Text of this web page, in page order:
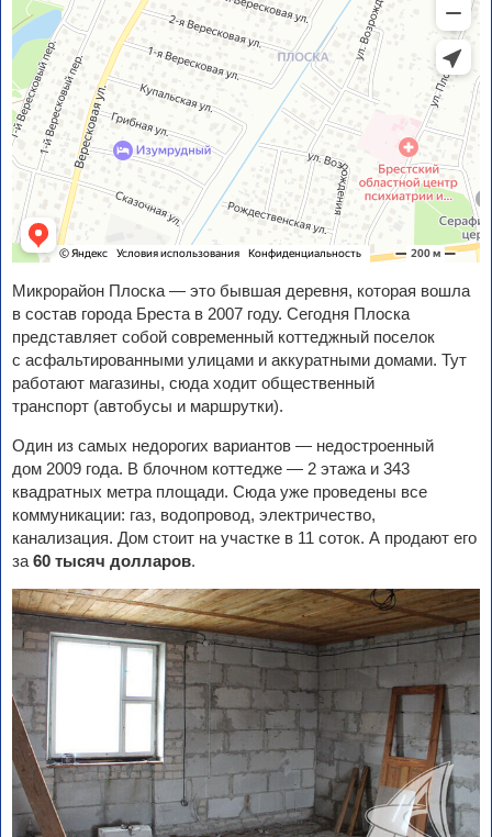
Микрорайон Плоска — это бывшая деревня, которая вошла
в состав города Бреста в 2007 году. Сегодня Плоска
представляет собой современный коттеджный поселок
с асфальтированными улицами и аккуратными домами. Тут
работают магазины, сюда ходит общественный
транспорт (автобусы и маршрутки).
Один из самых недорогих вариантов — недостроенный
дом 2009 года. В блочном коттедже — 2 этажа и 343
квадратных метра площади. Сюда уже проведены все
коммуникации: газ, водопровод, электричество,
канализация. Дом стоит на участке в 11 соток. А продают его
за 60 тысяч долларов.